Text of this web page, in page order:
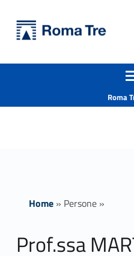
Prof.ssa MARTA PERROTTA - Università Roma Tre
Roma
Home» Persone»
Prof.ssa